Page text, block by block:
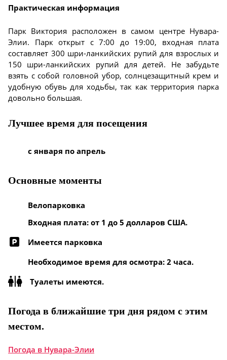
Практическая информация
Парк Виктория расположен в самом центре Нувара-
Элии. Парк открыт с 7:00 до 19:00, входная плата
составляет 300 шри-ланкийских рупий для взрослых и
150 шри-ланкийских рупий для детей. Не забудьте
взять с собой головной убор, солнцезащитный крем и
удобную обувь для ходьбы, так как территория парка
довольно большая.
Лучшее время для посещения
с января по апрель
Основные моменты
Велопарковка
Входная плата: от 1 до 5 долларов США.
Имеется парковка
Необходимое время для осмотра: 2 часа.
Туалеты имеются.
Погода в ближайшие три дня рядом с этим
местом.
Погода в Нувара-Элии